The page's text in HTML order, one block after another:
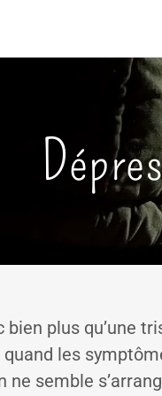
bien plus qu’une
quand les
ne semble